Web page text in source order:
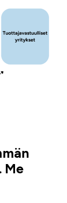
Me